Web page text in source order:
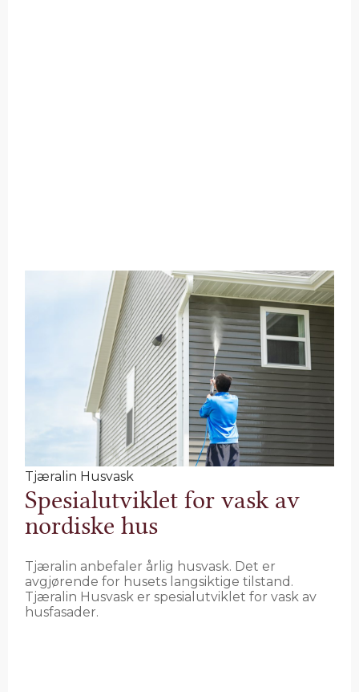
Tjæralin Husvask
Spesialutviklet for vask av
nordiske hus
Tjæralin anbefaler årlig husvask. Det er
avgjørende for husets langsiktige tilstand.
Tjæralin Husvask er spesialutviklet for vask av
husfasader.